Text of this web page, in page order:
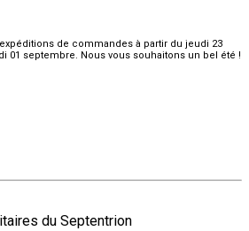
de commandes à partir du jeudi 23
01 septembre. Nous vous souhaitons un bel été !
du Septentrion